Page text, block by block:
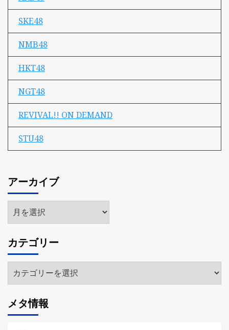
SKE48
NMB48
HKT48
NGT48
REVIVAL!! ON DEMAND
STU48
アーカイブ
ア
ー
イ
ブ
カテゴリー
テ
リ
ー
メタ情報